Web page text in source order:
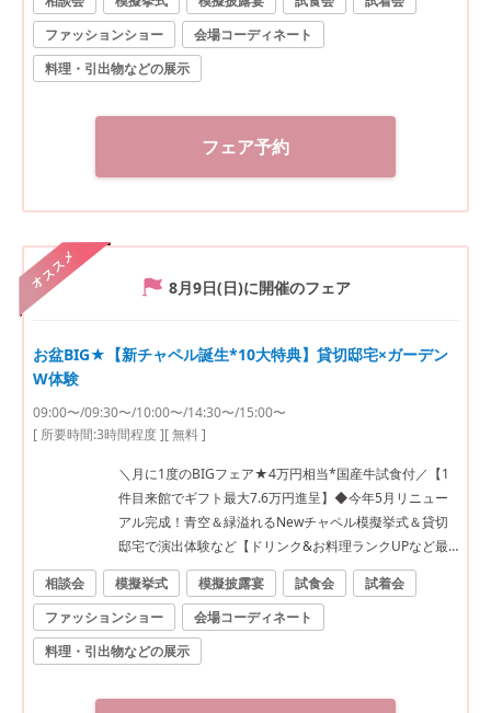
ファッションショー
会場コーディネート
料理・引出物などの展示
フェア予約
オススメ 8月9日(日)に開催のフェア
お盆BIG★【新チャペル誕生*10大特典】貸切邸宅×ガーデン
W体験
09:00〜/09:30〜/10:00〜/14:30〜/15:00〜
[ 所要時間:3時間程度][ 無料 ]
＼月に1度のBIGフェア★4万円相当*国産牛試食付／【1
件目来館でギフト最大7.6万円進呈】◆今年5月リニュー
アル完成！青空＆緑溢れるNewチャペル模擬挙式＆貸切
邸宅で演出体験など【ドリンク&お料理ランクUPなど最
大120万円優待】
相談会 模擬挙式 模擬披露宴 試食会
試着会
ファッションショー
会場コーディネート
料理・引出物などの展示